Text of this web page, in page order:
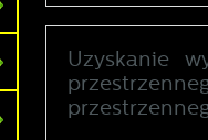
Uzyskanie